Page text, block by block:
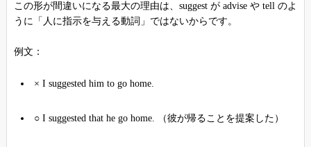
この形が間違いになる最大の理由は、suggest が advise や tell のよ
うに「人に指示を与える動詞」ではないからです。
例文：
× I suggested him to go home.
○ I suggested that he go home. （彼が帰ることを提案した）